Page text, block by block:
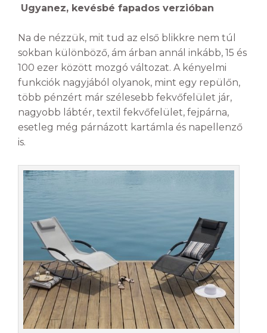
Ugyanez, kevésbé fapados verzióban
Na de nézzük, mit tud az első blikkre nem túl
sokban különböző, ám árban annál inkább, 15 és
100 ezer között mozgó változat. A kényelmi
funkciók nagyjából olyanok, mint egy repülőn,
több pénzért már szélesebb fekvőfelület jár,
nagyobb lábtér, textil fekvőfelület, fejpárna,
esetleg még párnázott kartámla és napellenző
is.